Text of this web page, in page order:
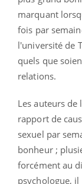
marquant
fois par
l'université de
quels que
relations.
Les auteurs de
rapport de
sexuel par
bonheur ;
forcément au
psychologue,